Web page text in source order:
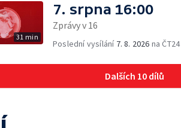
31 min
7. srpna 16:00
Zprávy v 16
Poslední vysílání 7. 8. 2026 na ČT24
Dalších 10 dílů